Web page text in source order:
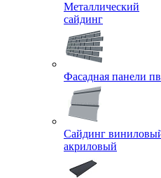
Металлический
сайдинг
Фасадная панели
Сайдинг
акриловый